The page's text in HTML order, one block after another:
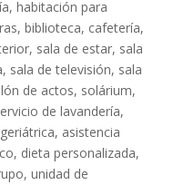
habitación para
biblioteca, cafetería,
sala de estar, sala
sala de televisión, sala
de actos, solárium,
de lavandería,
asistencia
dieta personalizada,
unidad de